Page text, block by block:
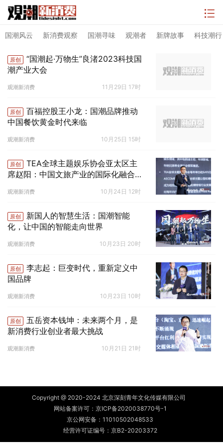
国潮风云 新消费观察 国潮寻味 观潮者 新牌故事 科技潮行
原创
“国潮起·万物生”良渚2023科技国
潮产业大会
观潮新消费 11月29日 17时
原创
百福控股王小龙：国潮品牌推动
中国餐饮黄金时代来临
观潮新消费 10月25日 15时
原创
TEA全球主题娱乐协会亚太区主
席赵阳：中国文旅产业的国际化融合之
观潮新消费 10月24日 12时
原创
新国人的智慧生活：国潮智能
化，让中国的智能走向世界
观潮新消费 10月23日 20时
原创
李志起：巨变时代，重新定义中
国品牌
观潮新消费 10月23日 10时
原创
五岳资本钱坤：未来两个月，是
新消费行业创业者最大挑战
观潮新消费 10月21日 21时
Copyright @ 2020-2024 北京深刻青年文化传媒有限公司
网站备案许可： 京ICP备2020038770号-1
京公网安备： 11010502048533
经营许可证编号：京B2-20203372